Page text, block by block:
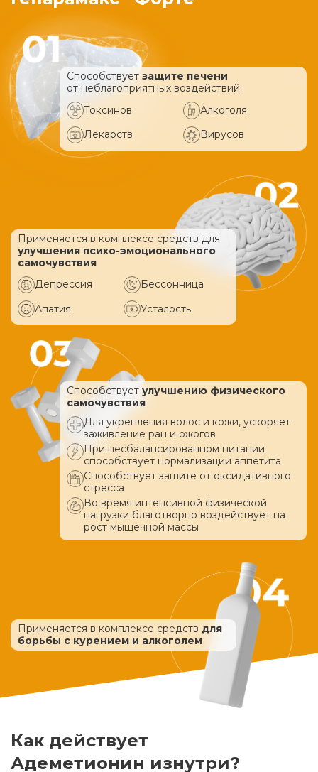
Способствует защите печени
от неблагоприятных воздействий
Токсинов
Алкоголя
Лекарств
Вирусов
Применяется в комплексе средств для
улучшения психо-эмоционального
самочувствия
Депрессия
Бессонница
Апатия
Усталость
Способствует улучшению физического
самочувствия
Для укрепления волос и кожи, ускоряет
заживление ран и ожогов
При несбалансированном питании
способствует нормализации аппетита
Способствует зашите от оксидативного
стресса
Во время интенсивной физической
нагрузки благотворно воздействует на
рост мышечной массы
Применяется в комплексе средств для
борьбы с курением и алкоголем
Как действует
Адеметионин изнутри?